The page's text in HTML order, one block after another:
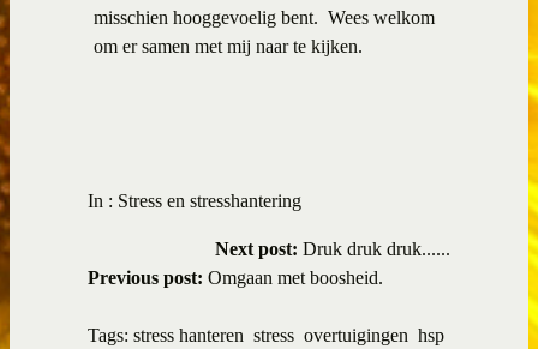
misschien hooggevoelig bent. Wees welkom
om er samen met mij naar te kijken.
In : Stress en stresshantering
Next post: Druk druk druk......
Previous post: Omgaan met boosheid.
Tags: stress hanteren stress overtuigingen hsp